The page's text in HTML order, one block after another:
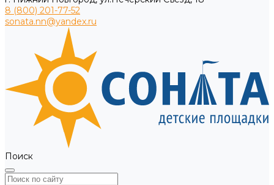
8 (800) 201-77-52
sonata.nn@yandex.ru
Поиск